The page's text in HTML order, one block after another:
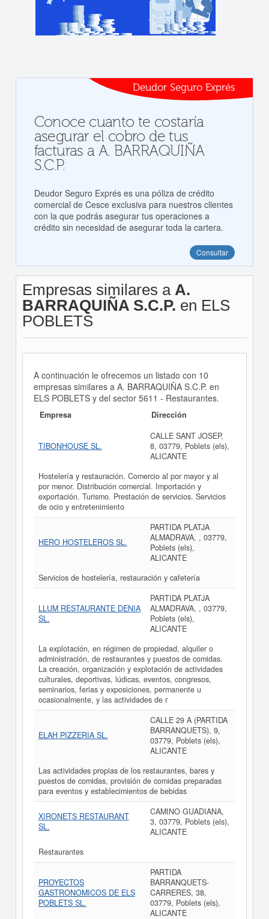
Deudor Seguro Exprés
Conoce cuanto te costaría
asegurar el cobro de tus
facturas a A. BARRAQUIÑA
S.C.P.
Deudor Seguro Exprés es una póliza de crédito
comercial de Cesce exclusiva para nuestros clientes
con la que podrás asegurar tus operaciones a
crédito sin necesidad de asegurar toda la cartera.
Consultar
Empresas similares a A.
BARRAQUIÑA S.C.P. en ELS
POBLETS
A continuación le ofrecemos un listado con 10
empresas similares a A. BARRAQUIÑA S.C.P. en
ELS POBLETS y del sector 5611 - Restaurantes.
Empresa Dirección
TIBONHOUSE SL.
CALLE SANT JOSEP,
8, 03779, Poblets (els),
ALICANTE
Hostelería y restauración. Comercio al por mayor y al
por menor. Distribución comercial. Importación y
exportación. Turismo. Prestación de servicios. Servicios
de ocio y entretenimiento
HERO HOSTELEROS SL.
PARTIDA PLATJA
ALMADRAVA, , 03779,
Poblets (els),
ALICANTE
Servicios de hostelería, restauración y cafetería
LLUM RESTAURANTE DENIA
SL.
PARTIDA PLATJA
ALMADRAVA, , 03779,
Poblets (els),
ALICANTE
La explotación, en régimen de propiedad, alquiler o
administración, de restaurantes y puestos de comidas.
La creación, organización y explotación de actividades
culturales, deportivas, lúdicas, eventos, congresos,
seminarios, ferias y exposiciones, permanente u
ocasionalmente, y las actividades de r
ELAH PIZZERIA SL.
CALLE 29 A (PARTIDA
BARRANQUETS), 9,
03779, Poblets (els),
ALICANTE
Las actividades propias de los restaurantes, bares y
puestos de comidas, provisión de comidas preparadas
para eventos y establecimientos de bebidas
XIRONETS RESTAURANT
SL.
CAMINO GUADIANA,
3, 03779, Poblets (els),
ALICANTE
Restaurantes
PROYECTOS
GASTRONOMICOS DE ELS
POBLETS SL.
PARTIDA
BARRANQUETS-
CARRERES, 38,
03779, Poblets (els),
ALICANTE